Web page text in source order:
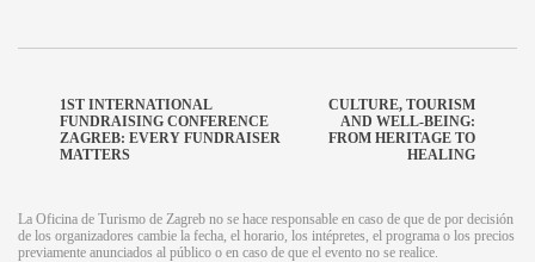
1ST INTERNATIONAL
FUNDRAISING CONFERENCE
ZAGREB: EVERY FUNDRAISER
MATTERS
CULTURE, TOURISM
AND WELL-BEING:
FROM HERITAGE TO
HEALING
La Oficina de Turismo de Zagreb no se hace responsable en caso de que de por decisión
de los organizadores cambie la fecha, el horario, los intépretes, el programa o los precios
previamente anunciados al público o en caso de que el evento no se realice.